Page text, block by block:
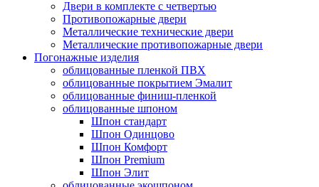
Двери в комплекте с четвертью
Противопожарные двери
Металлические технические двери
Металлические противопожарные двери
Погонажные изделия
облицованные пленкой ПВХ
облицованные покрытием Эмалит
облицованные финиш-пленкой
облицованные шпоном
Шпон стандарт
Шпон Одинцово
Шпон Комфорт
Шпон Premium
Шпон Элит